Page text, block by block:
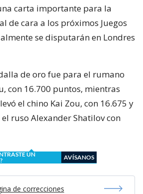
carta importante para la
de cara a los próximos Juegos
se disputarán en Londres
de oro fue para el rumano
con 16.700 puntos, mientras
el chino Kai Zou, con 16.675 y
ruso Alexander Shatilov con
UN
AVÍSANOS
de correcciones